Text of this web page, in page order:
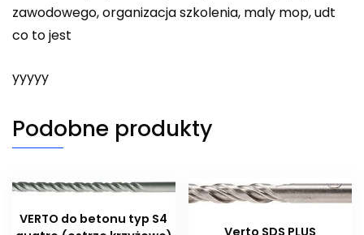
zawodowego, organizacja szkolenia, maly mop, udt
co to jest
yyyyy
Podobne produkty
VERTO do betonu typ S4